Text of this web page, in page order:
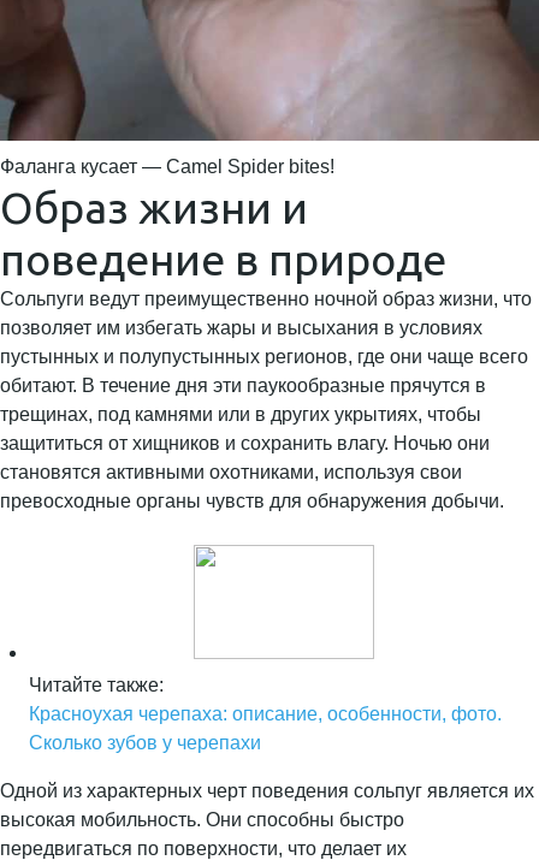
Фаланга кусает — Camel Spider bites!
Образ жизни и
поведение в природе
Сольпуги ведут преимущественно ночной образ жизни, что
позволяет им избегать жары и высыхания в условиях
пустынных и полупустынных регионов, где они чаще всего
обитают. В течение дня эти паукообразные прячутся в
трещинах, под камнями или в других укрытиях, чтобы
защититься от хищников и сохранить влагу. Ночью они
становятся активными охотниками, используя свои
превосходные органы чувств для обнаружения добычи.
Читайте также:
Красноухая черепаха: описание, особенности, фото.
Сколько зубов у черепахи
Одной из характерных черт поведения сольпуг является их
высокая мобильность. Они способны быстро
передвигаться по поверхности, что делает их